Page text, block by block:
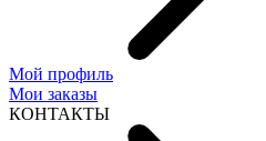
Мой профиль
Мои заказы
КОНТАКТЫ